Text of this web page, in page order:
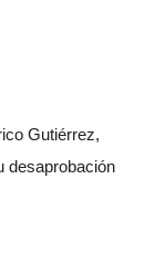
Gutiérrez,
desaprobación